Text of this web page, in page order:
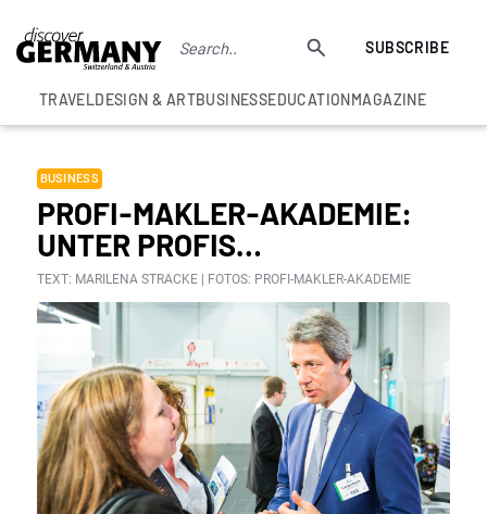
SUBSCRIBE
TRAVELDESIGN & ARTBUSINESSEDUCATIONMAGAZINE
BUSINESS
PROFI-MAKLER-AKADEMIE:
UNTER PROFIS…
TEXT: MARILENA STRACKE | FOTOS: PROFI-MAKLER-AKADEMIE